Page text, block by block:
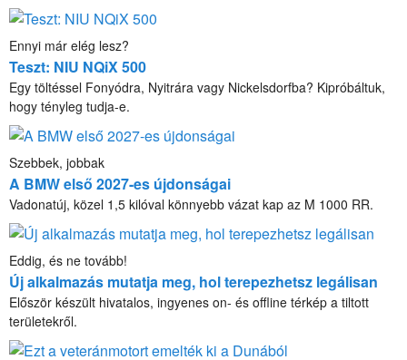
Ennyi már elég lesz?
Teszt: NIU NQiX 500
Egy töltéssel Fonyódra, Nyitrára vagy Nickelsdorfba? Kipróbáltuk,
hogy tényleg tudja-e.
Szebbek, jobbak
A BMW első 2027-es újdonságai
Vadonatúj, közel 1,5 kilóval könnyebb vázat kap az M 1000 RR.
Eddig, és ne tovább!
Új alkalmazás mutatja meg, hol terepezhetsz legálisan
Először készült hivatalos, ingyenes on- és offline térkép a tiltott
területekről.